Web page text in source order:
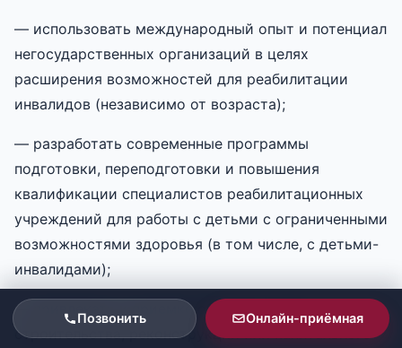
— использовать международный опыт и потенциал
негосударственных организаций в целях
расширения возможностей для реабилитации
инвалидов (независимо от возраста);
— разработать современные программы
подготовки, переподготовки и повышения
квалификации специалистов реабилитационных
учреждений для работы с детьми с ограниченными
возможностями здоровья (в том числе, с детьми-
инвалидами);
— привлекать к приемке объектов нового
строительства, реконструкции или капитального
Позвонить Онлайн-приёмная